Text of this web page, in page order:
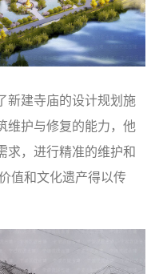
新建寺庙的设计规划施
维护与修复的能力，他
求，进行精准的维护和
值和文化遗产得以传